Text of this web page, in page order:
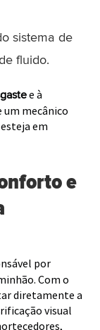
sistema de
fluido.
e à
um mecânico
em
e
por
Com o
diretamente a
visual